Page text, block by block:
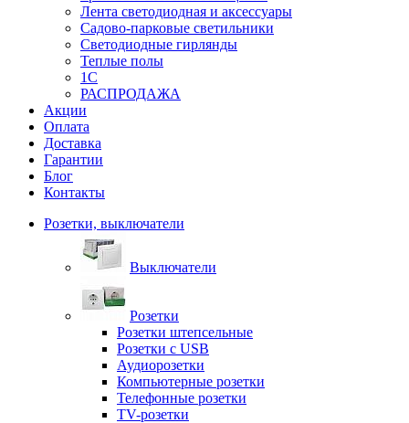
Лента светодиодная и аксессуары
Садово-парковые светильники
Светодиодные гирлянды
Теплые полы
1С
РАСПРОДАЖА
Акции
Оплата
Доставка
Гарантии
Блог
Контакты
Розетки, выключатели
Выключатели
Розетки
Розетки штепсельные
Розетки с USB
Аудиорозетки
Компьютерные розетки
Телефонные розетки
TV-розетки